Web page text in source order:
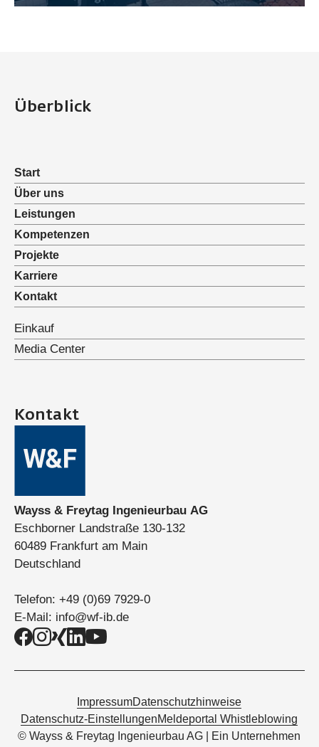
Überblick
Start
Über uns
Leistungen
Kompetenzen
Projekte
Karriere
Kontakt
Einkauf
Media Center
Kontakt
Wayss & Freytag Ingenieurbau AG
Eschborner Landstraße 130-132
60489 Frankfurt am Main
Deutschland
Telefon: +49 (0)69 7929-0
E-Mail: info@wf-ib.de
ImpressumDatenschutzhinweise
Datenschutz-EinstellungenMeldeportal Whistleblowing
© Wayss & Freytag Ingenieurbau AG | Ein Unternehmen